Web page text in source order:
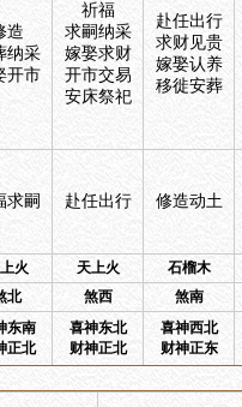
造
纳采
开市
祈福
求嗣纳采
嫁娶求财
开市交易
安床祭祀
赴任出行
求财见贵
嫁娶认养
移徙安葬
求嗣 赴任出行 修造动土
火 天上火 石榴木
北 煞西 煞南
东南
正北
喜神东北
财神正北
喜神西北
财神正东